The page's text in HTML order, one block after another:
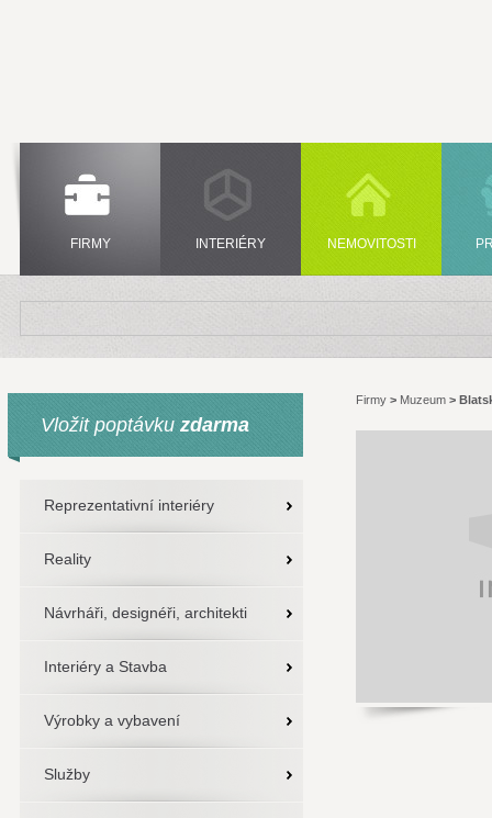
FIRMY INTERIÉRY NEMOVITOSTI
Vložit poptávku zdarma
Reprezentativní interiéry
Reality
Návrháři, designéři, architekti
Interiéry a Stavba
Výrobky a vybavení
Služby
Firmy > Muzeum >